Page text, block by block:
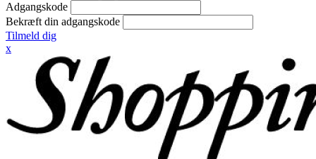
Adgangskode
Bekræft din adgangskode
Tilmeld dig
x